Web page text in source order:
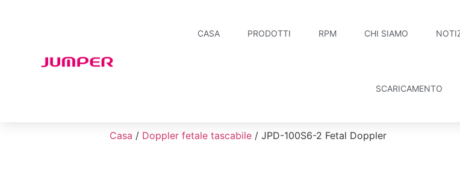
CASA PRODOTTI RPM CHI SIAMO
SCARICAMENTO
Casa / Doppler fetale tascabile / JPD-100S6-2 Fetal Doppler